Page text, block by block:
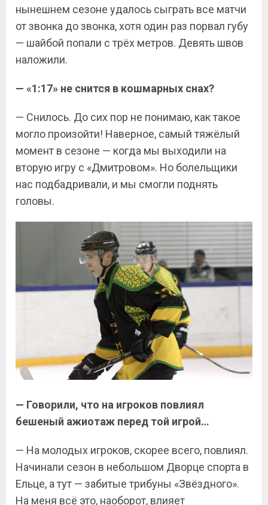
нынешнем сезоне удалось сыграть все матчи
от звонка до звонка, хотя один раз порвал губу
— шайбой попали с трёх метров. Девять швов
наложили.
— «1:17» не снится в кошмарных снах?
— Снилось. До сих пор не понимаю, как такое
могло произойти! Наверное, самый тяжёлый
момент в сезоне — когда мы выходили на
вторую игру с «Дмитровом». Но болельщики
нас подбадривали, и мы смогли поднять
головы.
— Говорили, что на игроков повлиял
бешеный ажиотаж перед той игрой…
— На молодых игроков, скорее всего, повлиял.
Начинали сезон в небольшом Дворце спорта в
Ельце, а тут — забитые трибуны «Звёздного».
На меня всё это, наоборот, влияет